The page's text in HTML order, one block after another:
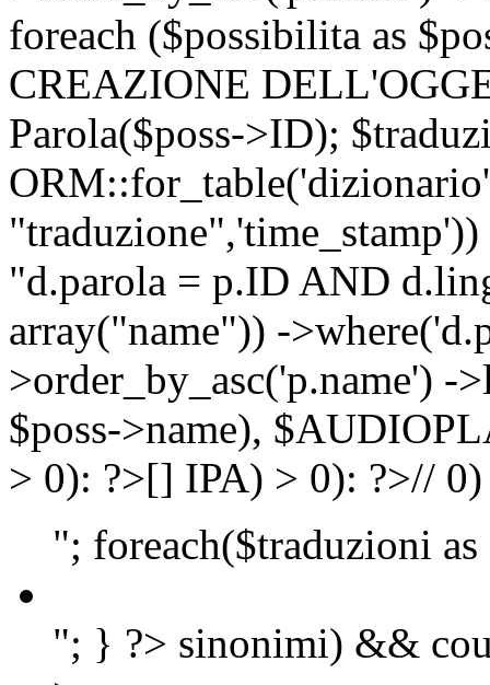
foreach ($possibilita as
CREAZIONE
Parola($poss->ID);
"d.parola = p.ID AND
array("name")) -
>order_by_asc('p.name')
$poss->name),
> 0): ?>[] IPA) > 0): ?>//
"; foreach($traduzioni
"; } ?> sinonimi) &&